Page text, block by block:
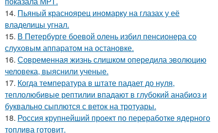
14. Пьяный красноярец иномарку на глазах у её
владелицы угнал.
15. В Петербурге боевой олень избил пенсионера со
слуховым аппаратом на остановке.
16. Современная жизнь слишком опередила эволюцию
человека, выяснили ученые.
17. Когда температура в штате падает до нуля,
теплолюбивые рептилии впадают в глубокий анабиоз и
буквально сыплются с веток на тротуары.
18. Россия крупнейший проект по переработке ядерного
топлива готовит.